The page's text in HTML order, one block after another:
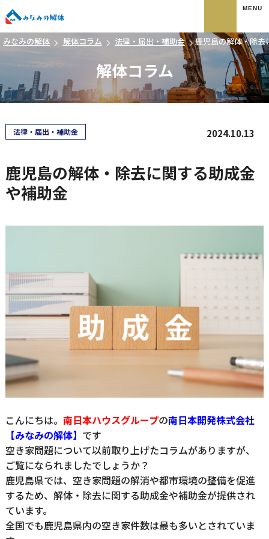
みなみの解体 解体コラム 法律・届出・補助金 鹿児島の解体・除去
解体コラム
法律・届出・補助金 2024.10.13
鹿児島の解体・除去に関する助成金
や補助金
こんにちは。 南日本ハウスグループの南日本開発株式会社
【みなみの解体】 です
空き家問題について以前取り上げたコラムがありますが、
ご覧になられましたでしょうか？
鹿児島県では、空き家問題の解消や都市環境の整備を促進
するため、解体・除去に関する助成金や補助金が提供され
ています。
全国でも鹿児島県内の空き家件数は最も多いとされていま